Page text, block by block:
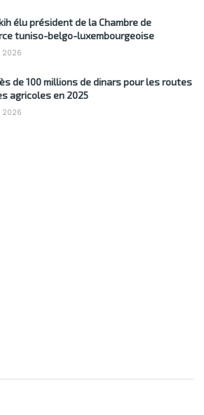
élu président de la Chambre de
tuniso-belgo-luxembourgeoise
2026
de 100 millions de dinars pour les routes
agricoles en 2025
2026